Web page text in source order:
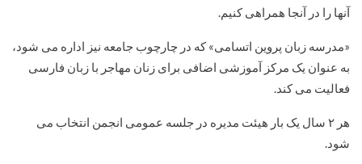
آنها را در آنجا همراهی کنیم.
«مدرسه زبان پروین اتسامی» که در چارچوب جامعه نیز اداره می شود،
به عنوان یک مرکز آموزشی اضافی برای زنان مهاجر با زبان فارسی
فعالیت می کند.
هر ۲ سال یک بار هیئت مدیره در جلسه عمومی انجمن انتخاب می
شود.